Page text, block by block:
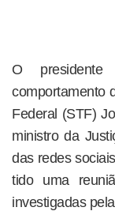
O
comportamento
Federal (STF)
ministro da
das redes
tido uma
investigadas